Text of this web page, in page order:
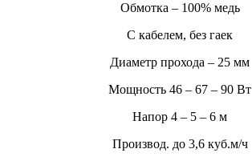
Обмотка – 100% медь
С кабелем, без гаек
Диаметр прохода – 25 мм
Мощность 46 – 67 – 90 Вт
Напор 4 – 5 – 6 м
Производ. до 3,6 куб.м/ч